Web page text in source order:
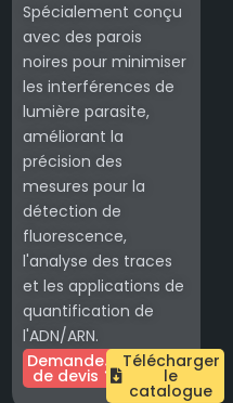
Spécialement conçu
avec des parois
noires pour minimiser
les interférences de
lumière parasite,
améliorant la
précision des
mesures pour la
détection de
fluorescence,
l'analyse des traces
et les applications de
quantification de
l'ADN/ARN.
Demande
de devis
Télécharger
le
catalogue